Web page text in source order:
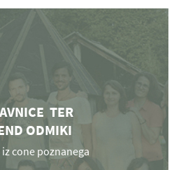
TER
ODMIKI
cone poznanega